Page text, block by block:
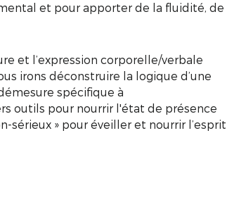
et pour apporter de la fluidité, de
et l’expression corporelle/verbale
irons déconstruire la logique d’une
spécifique à
outils pour nourrir l'état de présence
sérieux » pour éveiller et nourrir l’esprit